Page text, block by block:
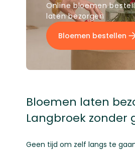
Online bloemen
laten bezorgen
Bloemen bestellen
Bloemen laten
Langbroek zonder
Geen tijd om zelf langs te